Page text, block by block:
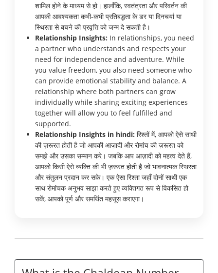
शामिल होने के माध्यम से हो। हालाँकि, स्वतंत्रता और परिवर्तन की
आपकी आवश्यकता कभी-कभी प्रतिबद्धता के डर या दिनचर्या या
स्थिरता से बचने की प्रवृत्ति को जन्म दे सकती है।
Relationship Insights: In relationships, you need
a partner who understands and respects your
need for independence and adventure. While
you value freedom, you also need someone who
can provide emotional stability and balance. A
relationship where both partners can grow
individually while sharing exciting experiences
together will allow you to feel fulfilled and
supported.
Relationship Insights in hindi: रिश्तों में, आपको ऐसे साथी
की ज़रूरत होती है जो आपकी आज़ादी और रोमांच की ज़रूरत को
समझे और उसका सम्मान करे। जबकि आप आज़ादी को महत्व देते हैं,
आपको किसी ऐसे व्यक्ति की भी ज़रूरत होती है जो भावनात्मक स्थिरता
और संतुलन प्रदान कर सके। एक ऐसा रिश्ता जहाँ दोनों साथी एक
साथ रोमांचक अनुभव साझा करते हुए व्यक्तिगत रूप से विकसित हो
सकें, आपको पूर्ण और समर्थित महसूस कराएगा।